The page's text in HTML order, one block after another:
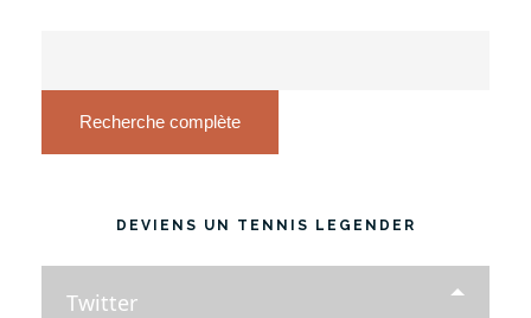
Recherche complète
DEVIENS UN TENNIS LEGENDER
Twitter